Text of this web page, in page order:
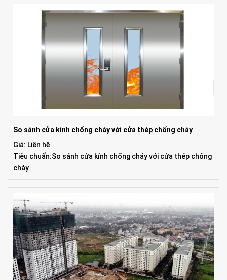
So sánh cửa kính chống cháy với cửa thép chống cháy
Giá: Liên hệ
Tiêu chuẩn:So sánh cửa kính chống cháy với cửa thép chống
cháy